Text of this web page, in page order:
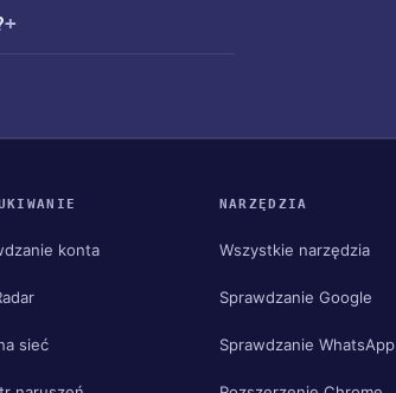
konta
sieć
NARZĘDZIA
Wszystkie narzędzia
Sprawdzanie Google
Sprawdzanie WhatsApp